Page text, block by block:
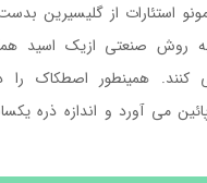
استئارات از گلیسیرین بدست
روش صنعتی ازیک اسید همگن
همینطور اصطکاک را در
می آورد و اندازه ذره